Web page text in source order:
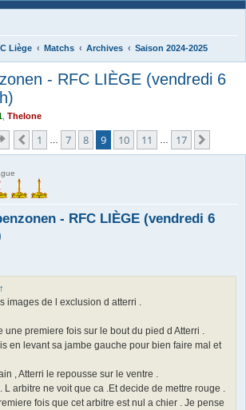
Liège Matchs Archives Saison 2024-2025
- RFC LIÈGE (vendredi 6
Thelone
Page sur 17
Précédente
1 7 8 9 10 11 17
- RFC LIÈGE (vendredi 6
↑
images de l exclusion d atterri .
une premiere fois sur le bout du pied d Atterri .
en levant sa jambe gauche pour bien faire mal et
, Atterri le repousse sur le ventre .
L arbitre ne voit que ca .Et decide de mettre rouge .
fois que cet arbitre est nul a chier . Je pense